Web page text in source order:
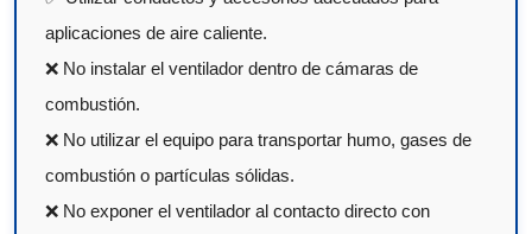
aplicaciones de aire caliente.
❌ No instalar el ventilador dentro de cámaras de
combustión.
❌ No utilizar el equipo para transportar humo, gases de
combustión o partículas sólidas.
❌ No exponer el ventilador al contacto directo con